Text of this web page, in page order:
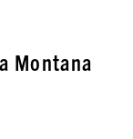
Montana